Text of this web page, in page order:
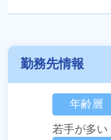
勤務先情報
年齢層
若手が多い